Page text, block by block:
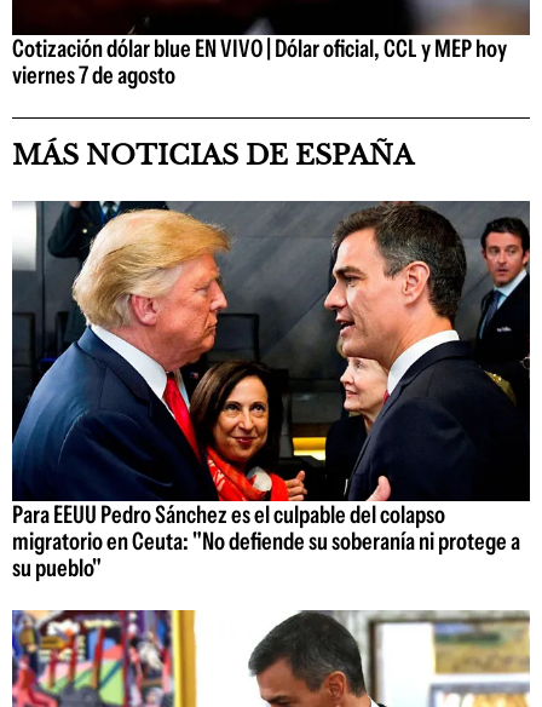
Cotización dólar blue EN VIVO | Dólar oficial, CCL y MEP hoy
viernes 7 de agosto
MÁS NOTICIAS DE ESPAÑA
Para EEUU Pedro Sánchez es el culpable del colapso
migratorio en Ceuta: "No defiende su soberanía ni protege a
su pueblo"